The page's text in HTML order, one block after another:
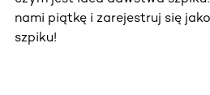
nami piątkę i zarejestruj się
szpiku!